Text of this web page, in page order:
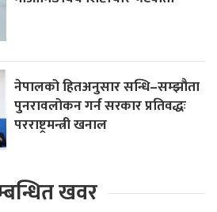
नेपालको हितअनुसार सन्धि–सम्झौता
पुनरावलोकन गर्न सरकार प्रतिवद्धः
परराष्ट्रमन्त्री खनाल
खवर